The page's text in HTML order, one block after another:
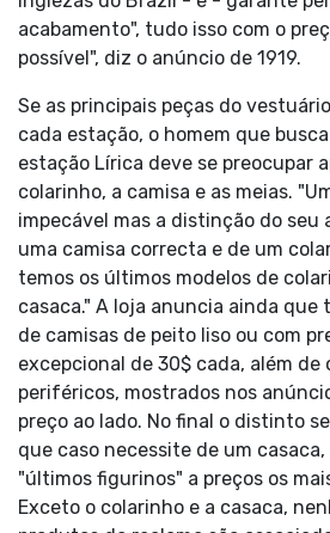
acabamento", tudo isso com o
possível", diz o anúncio de 1919.
Se as principais peças do
cada estação, o homem que
estação Lírica deve se preocupar
colarinho, a camisa e as meias.
impecável mas a distinção do seu
uma camisa correcta e de um
temos os últimos modelos de
casaca." A loja anuncia ainda
de camisas de peito liso ou com
excepcional de 30$ cada, além
periféricos, mostrados nos
preço ao lado. No final o distinto
que caso necessite de um
"últimos figurinos" a preços os
Exceto o colarinho e a casaca,